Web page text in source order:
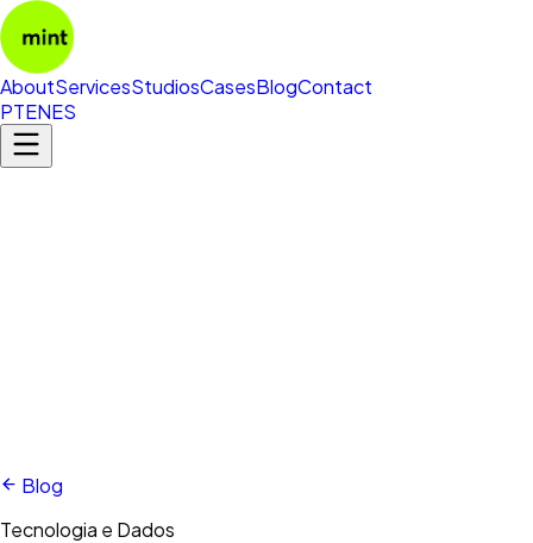
AboutServicesStudiosCasesBlogContact
PTENES
Blog
Tecnologia e Dados